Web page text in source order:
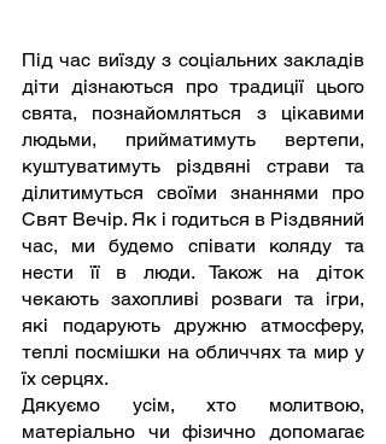
Під час виїзду з соціальних закладів
діти дізнаються про традиції цього
свята, познайомляться з цікавими
людьми, прийматимуть вертепи,
куштуватимуть різдвяні страви та
ділитимуться своїми знаннями про
Свят Вечір. Як і годиться в Різдвяний
час, ми будемо співати коляду та
нести її в люди. Також на діток
чекають захопливі розваги та ігри,
які подарують дружню атмосферу,
теплі посмішки на обличчях та мир у
їх серцях.
Дякуємо усім, хто молитвою,
матеріально чи фізично допомагає